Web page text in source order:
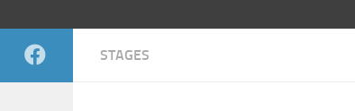
STAGES